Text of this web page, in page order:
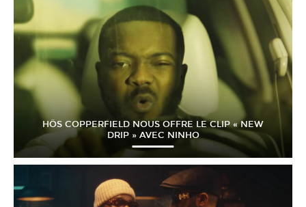
HÖS COPPERFIELD NOUS OFFRE LE CLIP « NEW
DRIP » AVEC NINHO